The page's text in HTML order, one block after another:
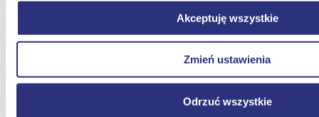
Akceptuję wszystkie
Zmień ustawienia
Odrzuć wszystkie
Utrzymanie urządzeń